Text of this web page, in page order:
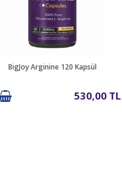
BigJoy Arginine 120 Kapsül
530,00 TL